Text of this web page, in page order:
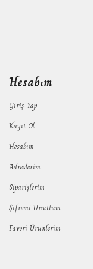
Hesabım
Giriş Yap
Kayıt Ol
Hesabım
Adreslerim
Siparişlerim
Şifremi Unuttum
Favori Ürünlerim